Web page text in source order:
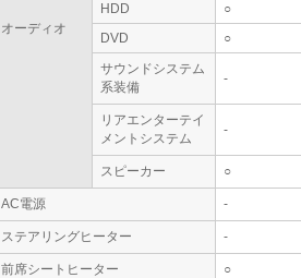
オーディオ
HDD
○
DVD
○
サウンドシステム
系装備
-
リアエンターテイ
メントシステム
-
スピーカー ○
AC電源 -
ステアリングヒーター -
前席シートヒーター ○